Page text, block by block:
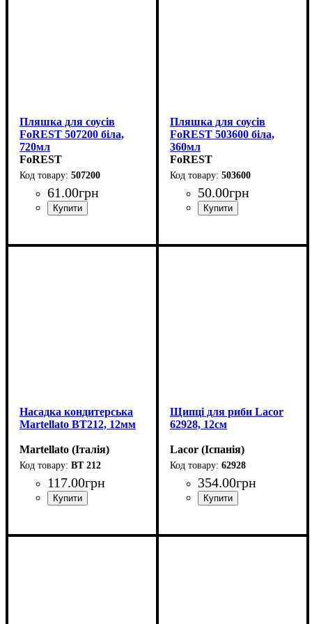
Пляшка для соусів
FoREST 507200 біла,
720мл
FoREST
507200
61.00грн
Пляшка для соусів
FoREST 503600 біла,
360мл
FoREST
503600
50.00грн
Насадка кондитерська
Martellato BT212, 12мм
Martellato (Італія)
BT 212
117.00грн
Щипці для риби Lacor
62928, 12см
Lacor (Іспанія)
62928
354.00грн